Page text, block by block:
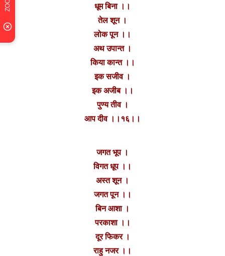
धूम बिना ।।
तेल शून ।
लोक पून ।।
अथ उपान्त ।
किया कान्त ।।
इक सजीव ।
इक अजीब ।।
पुण्य तीव ।
आप दीव ।।१६।।
जगत भूप ।‌
विगत धूप ।।
अस्त शून ।
जगत पून ।।
बिन आशा ।
परकाशा ।।
दूर फिकर ।
राहु नजर ।।